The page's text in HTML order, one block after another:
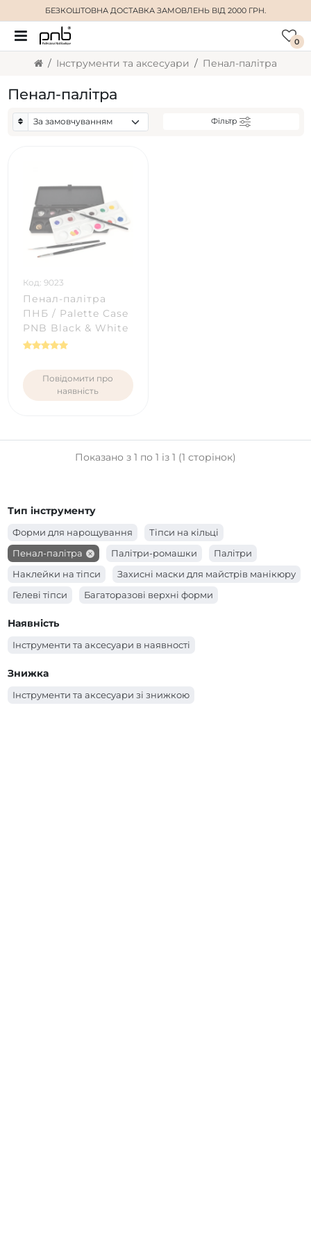
БЕЗКОШТОВНА ДОСТАВКА ЗАМОВЛЕНЬ ВІД 2000 ГРН.
0
Інструменти та аксесуари Пенал-палітра
Пенал-палітра
Фільтр
Код: 9023
Пенал-палітра
ПНБ / Palette Case
PNB Black & White
Повідомити про
наявність
Показано з 1 по 1 із 1 (1 сторінок)
Тип інструменту
Форми для нарощування
Тіпси на кільці
Пенал-палітра
Палітри-ромашки
Палітри
Наклейки на тіпси
Захисні маски для майстрів манікюру
Гелеві тіпси
Багаторазові верхні форми
Наявність
Інструменти та аксесуари в наявності
Знижка
Інструменти та аксесуари зі знижкою